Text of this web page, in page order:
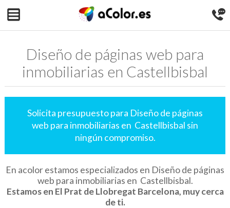
Diseño de páginas web para
inmobiliarias en Castellbisbal
Solicita presupuesto para Diseño de páginas
web para inmobiliarias en Castellbisbal sin
ningún compromiso.
En acolor estamos especializados en Diseño de páginas
web para inmobiliarias en Castellbisbal.
Estamos en El Prat de Llobregat Barcelona, muy cerca
de ti.